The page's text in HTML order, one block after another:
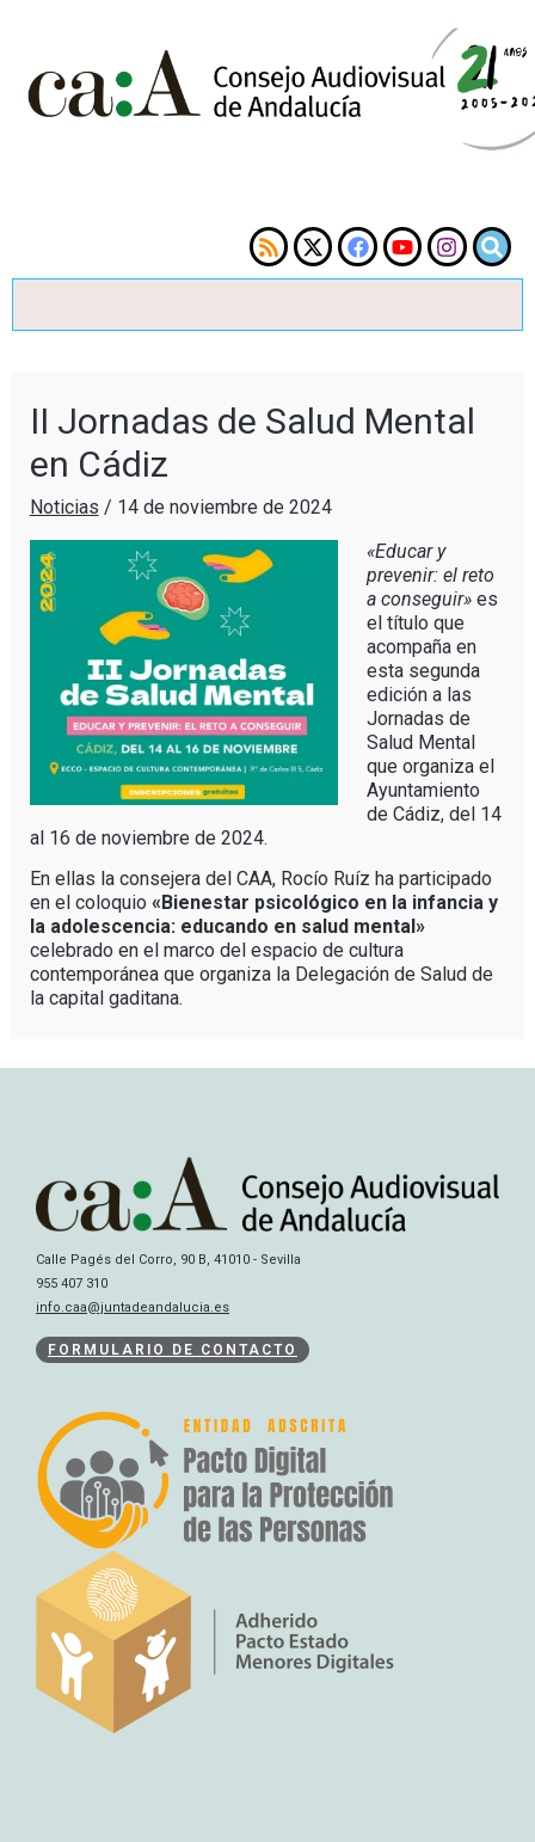
II Jornadas de Salud Mental
en Cádiz
Noticias / 14 de noviembre de 2024
«Educar y
prevenir: el reto
a conseguir» es
el título que
acompaña en
esta segunda
edición a las
Jornadas de
Salud Mental
que organiza el
Ayuntamiento
de Cádiz, del 14
al 16 de noviembre de 2024.
En ellas la consejera del CAA, Rocío Ruíz ha participado
en el coloquio«Bienestar psicológico en la infancia y
la adolescencia: educando en salud mental»
celebrado en el marco del espacio de cultura
contemporánea que organiza la Delegación de Salud de
la capital gaditana.
Calle Pagés del Corro, 90 B, 41010 - Sevilla
955 407 310
info.caa@juntadeandalucia.es
FORMULARIO DE CONTACTO